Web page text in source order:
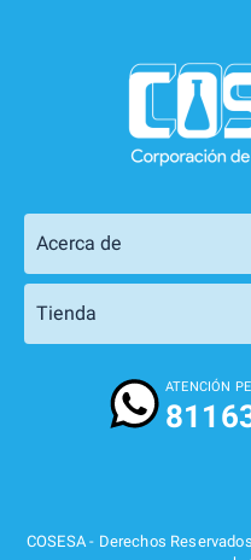
Acerca de
Tienda
ATENCIÓN
COSESA - Derechos